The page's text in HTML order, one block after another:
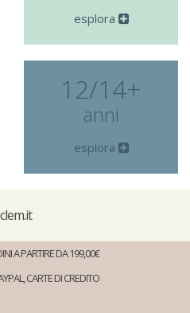
esplora
12/14+
anni
esplora
A PARTIRE DA 199,00€
CARTE DI CREDITO